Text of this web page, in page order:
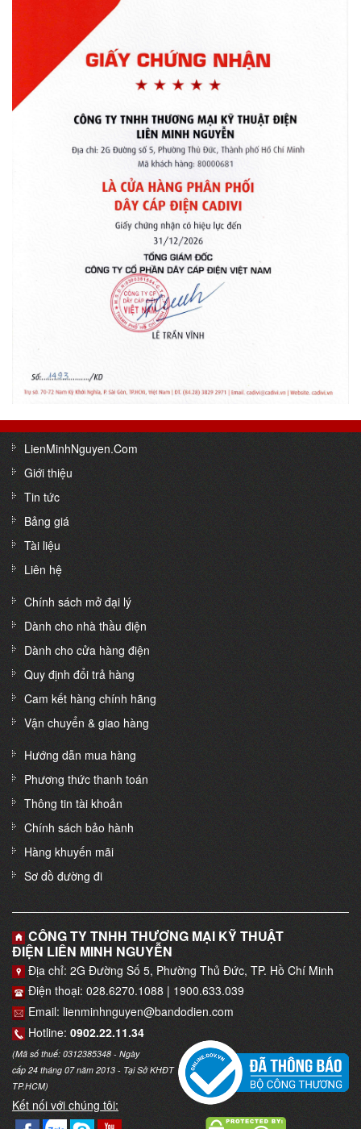
LienMinhNguyen.Com
Giới thiệu
Tin tức
Bảng giá
Tài liệu
Liên hệ
Chính sách mở đại lý
Dành cho nhà thầu điện
Dành cho cửa hàng điện
Quy định đổi trả hàng
Cam kết hàng chính hãng
Vận chuyển & giao hàng
Hướng dẫn mua hàng
Phương thức thanh toán
Thông tin tài khoản
Chính sách bảo hành
Hàng khuyến mãi
Sơ đồ đường đi
CÔNG TY TNHH THƯƠNG MẠI KỸ THUẬT
ĐIỆN LIÊN MINH NGUYỄN
Địa chỉ: 2G Đường Số 5, Phường Thủ Đức, TP. Hồ Chí Minh
Điện thoại: 028.6270.1088 | 1900.633.039
Email: lienminhnguyen@bandodien.com
Hotline: 0902.22.11.34
(Mã số thuế: 0312385348 - Ngày
cấp 24 tháng 07 năm 2013 - Tại Sở KHĐT
TP.HCM)
Kết nối với chúng tôi: